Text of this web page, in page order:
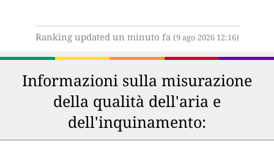
Ranking updated un minuto fa (9 ago 2026 12:16)
Informazioni sulla misurazione
della qualità dell'aria e
dell'inquinamento: